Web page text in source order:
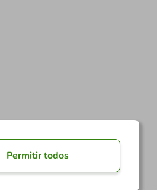
Permitir todos